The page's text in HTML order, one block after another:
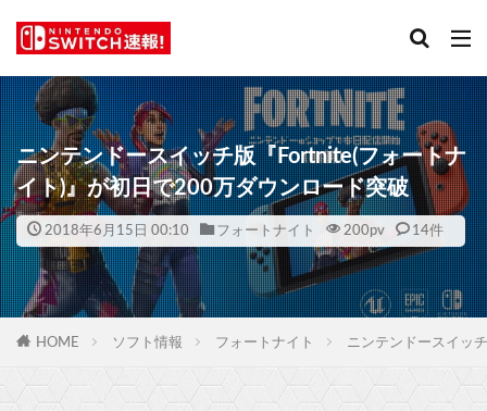
ニンテンドースイッチ版『Fortnite(フォートナ
イト)』が初日で200万ダウンロード突破
2018年6月15日 00:10 フォートナイト 200pv 14件
HOME ソフト情報 フォートナイト ニンテンドースイッ